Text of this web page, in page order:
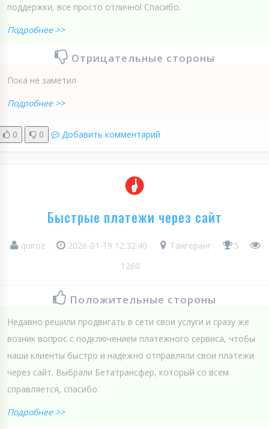
поддержки, все просто отличноl Спасибо.
Подробнее >>
Отрицательные стороны
Пока не заметил
Подробнее >>
0 0 Добавить комментарий
Быстрые платежи через сайт
quiroz 2026-01-19 12:32:40 Тангеранг
5
1260
Положительные стороны
Недавно решили продвигать в сети свои услуги и сразу же
возник вопрос с подключением платежного сервиса, чтобы
наши клиенты быстро и надежно отправляли свои платежи
через сайт. Выбрали Бетатрансфер, который со всем
справляется, спасибо.
Подробнее >>